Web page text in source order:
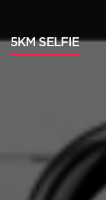
5KM SELFIE